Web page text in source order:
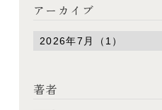
アーカイブ
著者